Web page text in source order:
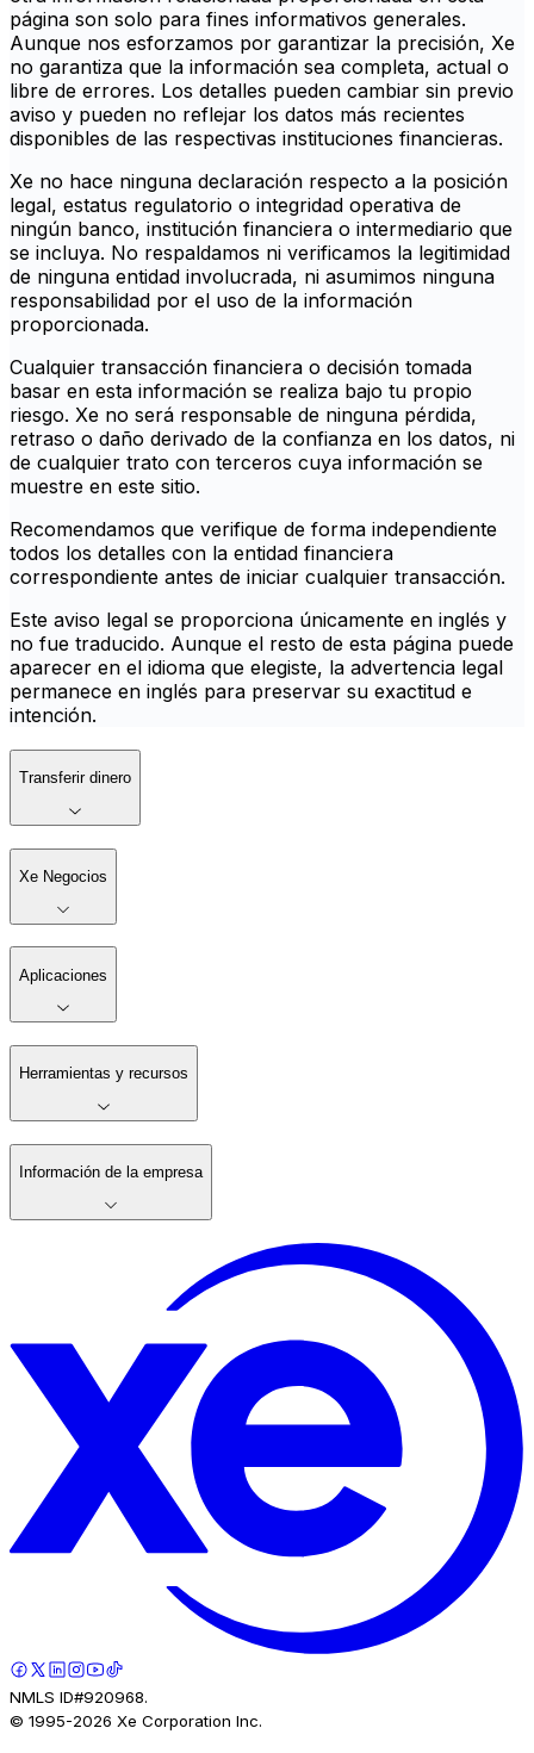
página son solo para fines informativos generales.
Aunque nos esforzamos por garantizar la precisión, Xe
no garantiza que la información sea completa, actual o
libre de errores. Los detalles pueden cambiar sin previo
aviso y pueden no reflejar los datos más recientes
disponibles de las respectivas instituciones financieras.
Xe no hace ninguna declaración respecto a la posición
legal, estatus regulatorio o integridad operativa de
ningún banco, institución financiera o intermediario que
se incluya. No respaldamos ni verificamos la legitimidad
de ninguna entidad involucrada, ni asumimos ninguna
responsabilidad por el uso de la información
proporcionada.
Cualquier transacción financiera o decisión tomada
basar en esta información se realiza bajo tu propio
riesgo. Xe no será responsable de ninguna pérdida,
retraso o daño derivado de la confianza en los datos, ni
de cualquier trato con terceros cuya información se
muestre en este sitio.
Recomendamos que verifique de forma independiente
todos los detalles con la entidad financiera
correspondiente antes de iniciar cualquier transacción.
Este aviso legal se proporciona únicamente en inglés y
no fue traducido. Aunque el resto de esta página puede
aparecer en el idioma que elegiste, la advertencia legal
permanece en inglés para preservar su exactitud e
intención.
Transferir dinero
Xe Negocios
Aplicaciones
Herramientas y recursos
Información de la empresa
NMLS ID#920968.
© 1995-2026 Xe Corporation Inc.